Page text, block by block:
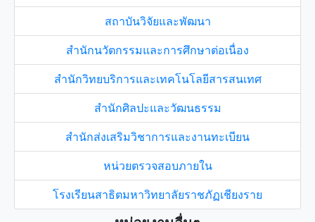
สถาบันวิจัยและพัฒนา
สำนักนวัตกรรมและการศึกษาต่อเนื่อง
สำนักวิทยบริการและเทคโนโลยีสารสนเทศ
สำนักศิลปะและวัฒนธรรม
สำนักส่งเสริมวิชาการและงานทะเบียน
หน่วยตรวจสอบภายใน
โรงเรียนสาธิตมหาวิทยาลัยราชภัฏเชียงราย